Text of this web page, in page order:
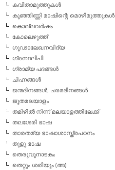
കവിതാമുത്തുകള്‍
കുഞ്ഞിണ്ണി മാഷിന്റെ മൊഴിമുത്തുകള്‍
കൊല്ലവര്‍ഷം
കോലെഴുത്ത്
ഗൂഢാലേഖനവിദ്യ
ഗ്രന്ഥലിപി
ഗ്രാമ്യ പദങ്ങള്‍
ചിഹ്നങ്ങള്‍
ജന്മദിനങ്ങള്‍, ചരമദിനങ്ങള്‍
ജൂതമലയാളം
തമിഴില്‍ നിന്ന് മലയാളത്തിലേക്ക്
തലശേരി ഭാഷ
താരതമ്യ ഭാഷാശാസ്ത്രപഠനം
തുളു ഭാഷ
തെരുവുനാടകം
തെറ്റും ശരിയും (അ)